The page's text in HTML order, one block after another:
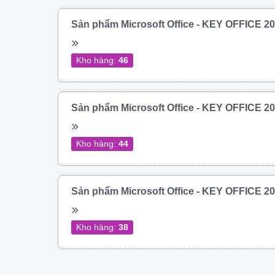
Sản phẩm Microsoft Office - KEY OFFICE
Kho hàng: 46
Sản phẩm Microsoft Office - KEY OFFICE
Kho hàng: 44
Sản phẩm Microsoft Office - KEY OFFICE
Kho hàng: 38